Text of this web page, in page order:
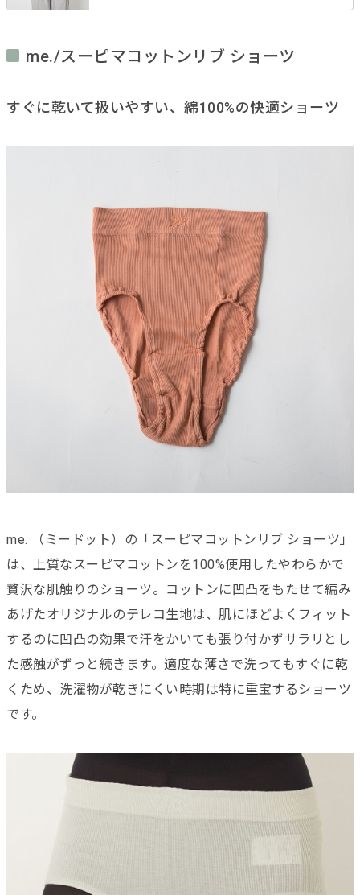
me./スーピマコットンリブ ショーツ
すぐに乾いて扱いやすい、綿100%の快適ショーツ
me. （ミードット）の「スーピマコットンリブ ショーツ」
は、上質なスーピマコットンを100%使用したやわらかで
贅沢な肌触りのショーツ。コットンに凹凸をもたせて編み
あげたオリジナルのテレコ生地は、肌にほどよくフィット
するのに凹凸の効果で汗をかいても張り付かずサラリとし
た感触がずっと続きます。適度な薄さで洗ってもすぐに乾
くため、洗濯物が乾きにくい時期は特に重宝するショーツ
です。